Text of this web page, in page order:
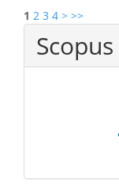
1 2 3 4 > >>
Scopus